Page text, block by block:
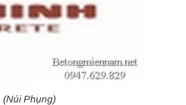
(Núi Phụng)